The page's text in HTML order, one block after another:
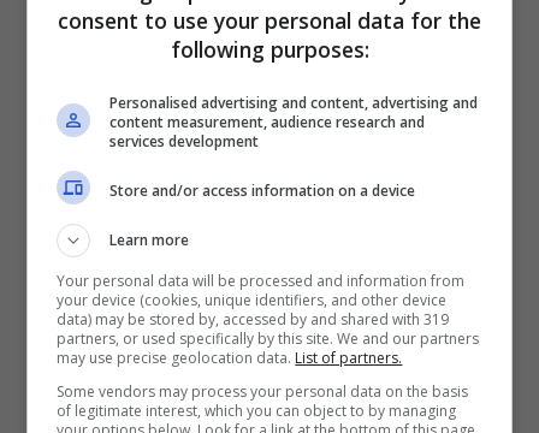
Scopriamo nel dettaglio la nuova operazione
a gennaio per puntellare la rosa a
disposizione di Tudor.
per sognare in grande: ecco la novità
dell’ultim’ora per continuare il percorso di
crescita
Come riportato dal portale inglese, TeamTalk,
consent to use your personal data for the
following purposes:
Personalised advertising and content, advertising and
content measurement, audience research and
services development
Store and/or access information on a device
Learn more
Your personal data will be processed and information from
your device (cookies, unique identifiers, and other device
data) may be stored by, accessed by and shared with 319
partners, or used specifically by this site. We and our partners
may use precise geolocation data. List of partners.
Some vendors may process your personal data on the basis
of legitimate interest, which you can object to by managing